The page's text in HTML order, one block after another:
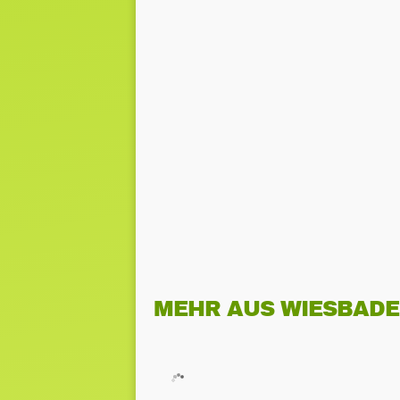
MEHR AUS